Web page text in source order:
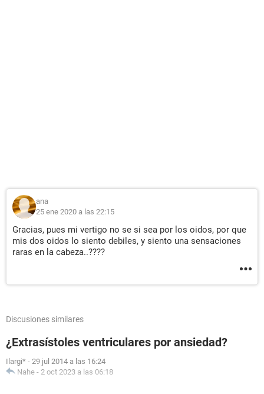
ana
25 ene 2020 a las 22:15
Gracias, pues mi vertigo no se si sea por los oidos, por que
mis dos oidos lo siento debiles, y siento una sensaciones
raras en la cabeza..????
Discusiones similares
¿Extrasístoles ventriculares por ansiedad?
Ilargi* - 29 jul 2014 a las 16:24
Nahe - 2 oct 2023 a las 06:18